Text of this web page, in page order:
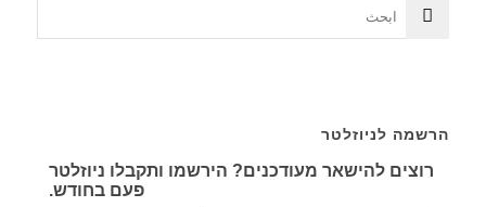
הרשמה לניוזלטר
רוצים להישאר מעודכנים? הירשמו ותקבלו ניוזלטר
פעם בחודש.